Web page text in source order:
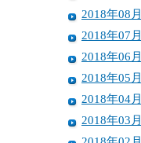
2018年08月
2018年07月
2018年06月
2018年05月
2018年04月
2018年03月